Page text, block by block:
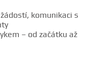
komunikaci s
– od začátku až